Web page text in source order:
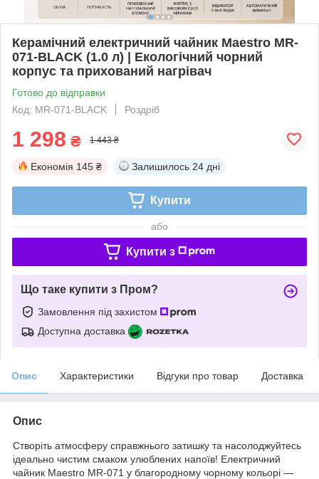
Керамічний електричний чайник Maestro MR-
071-BLACK (1.0 л) | Екологічний чорний
корпус та прихований нагрівач
Готово до відправки
Код: MR-071-BLACK
Роздріб
1 298 ₴ 1 443 ₴
Економія 145 ₴ Залишилось 24 дні
Купити
або
Купити з
Що таке купити з Пром?
Замовлення під захистом
Доступна доставка
Опис Характеристики Відгуки про товар Доставка
Опис
Створіть атмосферу справжнього затишку та насолоджуйтесь
ідеально чистим смаком улюблених напоїв! Електричний
чайник Maestro MR-071 у благородному чорному кольорі —